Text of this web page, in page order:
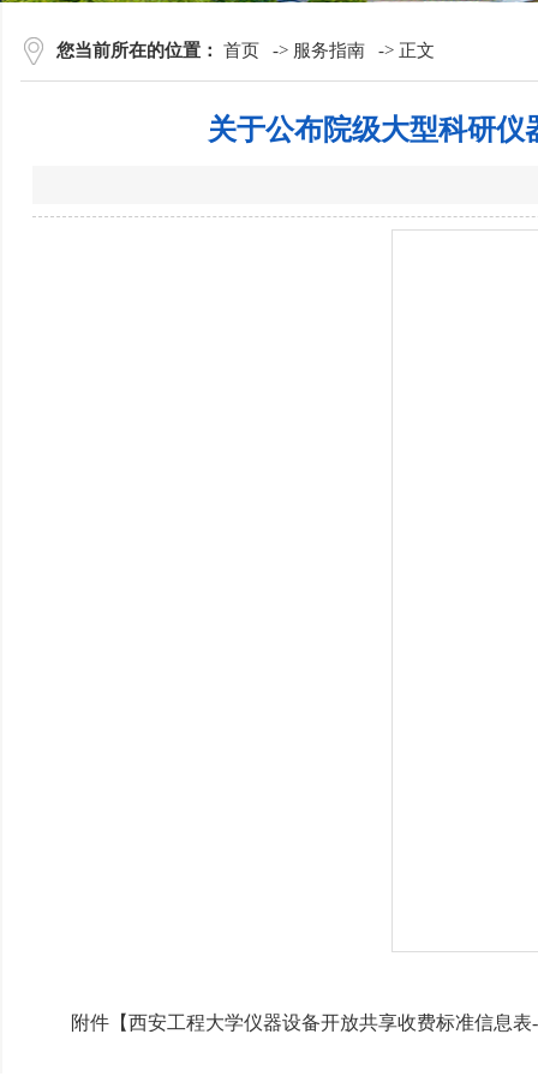
您当前所在的位置： 首页 -> 服务指南 -> 正文
关于公布院级大型科研
附件【西安工程大学仪器设备开放共享收费标准信息